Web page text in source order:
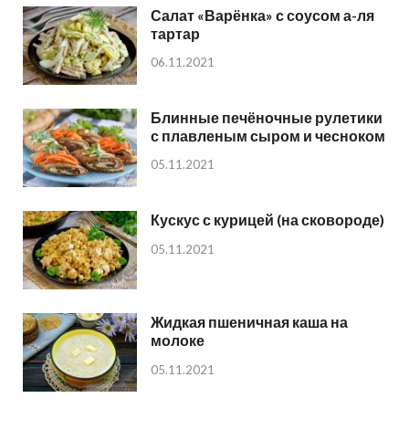
Салат «Варёнка» с соусом а-ля
тартар
06.11.2021
Блинные печёночные рулетики
с плавленым сыром и чесноком
05.11.2021
Кускус с курицей (на сковороде)
05.11.2021
Жидкая пшеничная каша на
молоке
05.11.2021